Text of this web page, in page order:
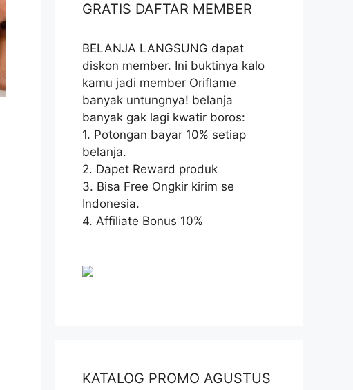
GRATIS DAFTAR MEMBER
BELANJA LANGSUNG dapat
diskon member. Ini buktinya kalo
kamu jadi member Oriflame
banyak untungnya! belanja
banyak gak lagi kwatir boros:
1. Potongan bayar 10% setiap
belanja.
2. Dapet Reward produk
3. Bisa Free Ongkir kirim se
Indonesia.
4. Affiliate Bonus 10%
KATALOG PROMO AGUSTUS